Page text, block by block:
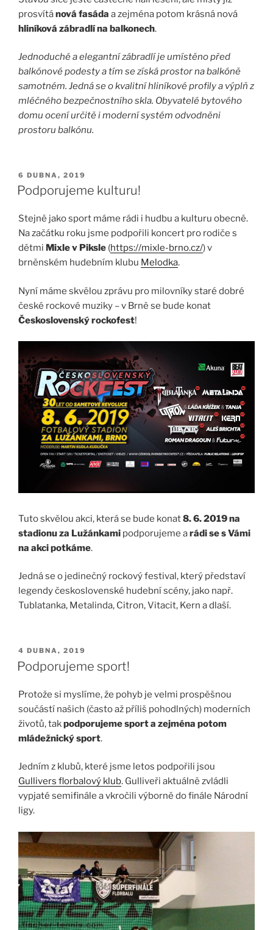
prosvítánová fasáda a zejména potom krásná nová
hliníková zábradlí na balkonech.
Jednoduché a elegantní zábradlí je umístěno před
balkónové podesty a tím se získá prostor na balkóně
samotném. Jedná se o kvalitní hliníkové profily a výplň z
mléčného bezpečnostního skla. Obyvatelé bytového
domu ocení určitě i moderní systém odvodněni
prostoru balkónu.
PUBLIKOVÁNO
6 DUBNA, 2019
Podporujeme kulturu!
Stejně jako sport máme rádi i hudbu a kulturu obecně.
Na začátku roku jsme podpořili koncert pro rodiče s
dětmi Mixle v Piksle (https://mixle-brno.cz/) v
brněnském hudebním klubu Melodka.
Nyní máme skvělou zprávu pro milovníky staré dobré
české rockové muziky – v Brně se bude konat
Československý rockofest!
Tuto skvělou akci, která se bude konat8. 6. 2019 na
stadionu za Lužánkami podporujeme arádi se s Vámi
na akci potkáme.
Jedná se o jedinečný rockový festival, který představí
legendy československé hudební scény, jako např.
Tublatanka, Metalinda, Citron, Vitacit, Kern a dlaší.
PUBLIKOVÁNO
4 DUBNA, 2019
Podporujeme sport!
Protože si myslíme, že pohyb je velmi prospěšnou
součástí našich (často až příliš pohodlných) moderních
životů, takpodporujeme sport a zejména potom
mládežnický sport.
Jedním z klubů, které jsme letos podpořili jsou
Gullivers florbalový klub. Gulliveři aktuálně zvládli
vypjaté semifinále a vkročili výborně do finále Národní
ligy.